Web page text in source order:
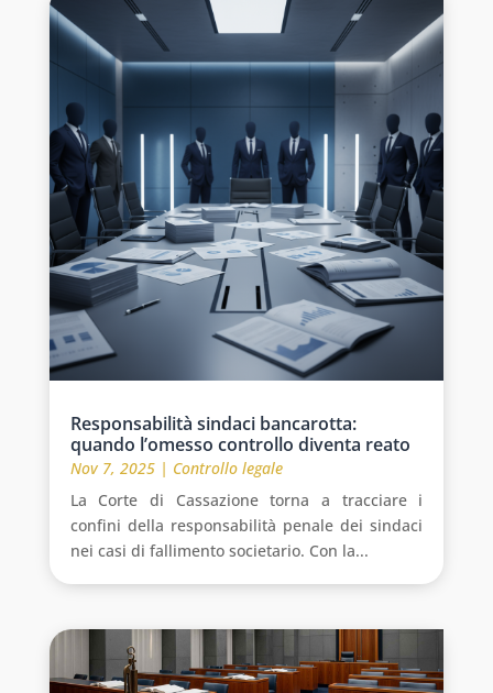
Responsabilità sindaci bancarotta:
quando l’omesso controllo diventa reato
Nov 7, 2025| Controllo legale
La Corte di Cassazione torna a tracciare i
confini della responsabilità penale dei sindaci
nei casi di fallimento societario. Con la...